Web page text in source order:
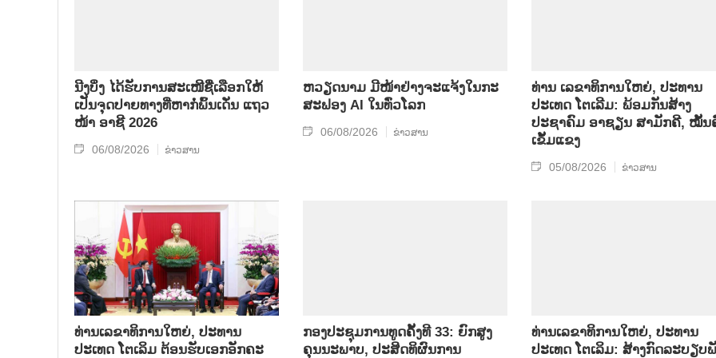
ນີງບິ່ງ ໄດ້ຮັບການສະເໜີຊື່ເລືອກໃຫ້
ເປັນຈຸດປາຍທາງທີ່ຫາກໍ່ພົ້ນເດັ່ນ ແຖວ
ໜ້າ ອາຊີ 2026
06/08/2026 ຂ່າວສານ
ຫວຽດນາມ ມີໜ້າຢ່າງຈະແຈ້ງໃນກະ
ສະຟອງ AI ໃນທົ່ວໂລກ
06/08/2026 ຂ່າວສານ
ທ່ານ ເລຂາທິການໃຫຍ່, ປະທານ
ປະເທດ ໂຕເລີມ: ພ້ອມກັນສ້າງ
ປະຊາຄົມ ອາຊຽນ ສາມັກຄີ, ໝັ້ນ
ເຂັ້ມແຂງ
05/08/2026 ຂ່າວສານ
ທ່ານເລຂາທິການໃຫຍ່, ປະທານ
ປະເທດ ໂຕເລິມ ຕ້ອນຮັບເອກອັກຄະ
ກອງປະຊຸມການທູດຄັ້ງທີ 33: ຍົກສູງ
ຄຸນນະພາບ, ປະສິດທິຜົນການ
ທ່ານເລຂາທິການໃຫຍ່, ປະທານ
ປະເທດ ໂຕເລິມ: ສ້າງກົດລະບຽບ